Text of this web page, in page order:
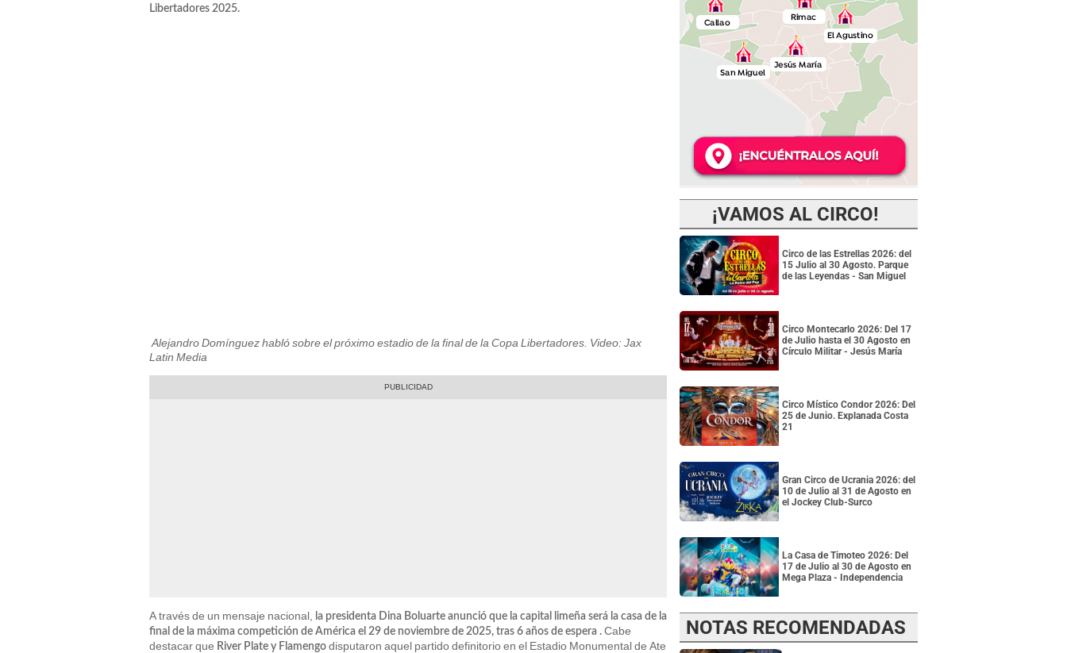
Libertadores 2025.
Alejandro Domínguez habló sobre el próximo estadio de la final de la Copa Libertadores. Video: Jax
Latin Media
A través de un mensaje nacional,
la presidenta Dina Boluarte anunció que la capital limeña será la casa de la
final de la máxima competición de América el 29 de noviembre de 2025, tras 6 años de espera . Cabe
destacar que River Plate y Flamengo disputaron aquel partido definitorio en el Estadio Monumental de Ate
¡VAMOS AL CIRCO!
Circo de las Estrellas 2026: del
15 Julio al 30 Agosto. Parque
de las Leyendas - San Miguel
Circo Montecarlo 2026: Del 17
de Julio hasta el 30 Agosto en
Círculo Militar - Jesús María
Circo Místico Condor 2026: Del
25 de Junio. Explanada Costa
21
Gran Circo de Ucrania 2026: del
10 de Julio al 31 de Agosto en
el Jockey Club-Surco
La Casa de Timoteo 2026: Del
17 de Julio al 30 de Agosto en
Mega Plaza - Independencia
NOTAS RECOMENDADAS